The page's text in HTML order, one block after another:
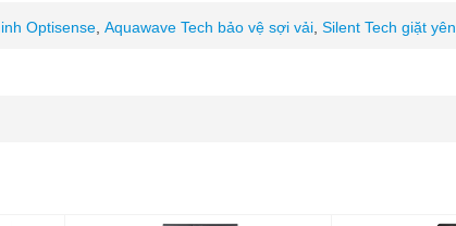
Optisense Aquawave Tech bảo vệ sợi vải Silent Tech giặt